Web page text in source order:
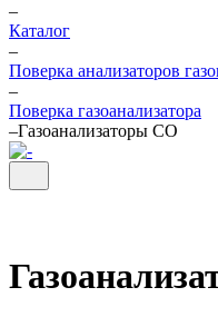
–
Каталог
–
Поверка анализаторов
–
Поверка газоанализатора
–Газоанализаторы СО